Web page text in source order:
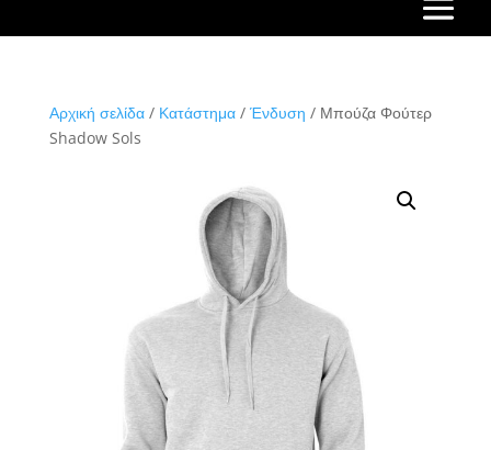
Αρχική σελίδα/ Κατάστημα/ Ένδυση / Μπούζα Φούτερ
Shadow Sols